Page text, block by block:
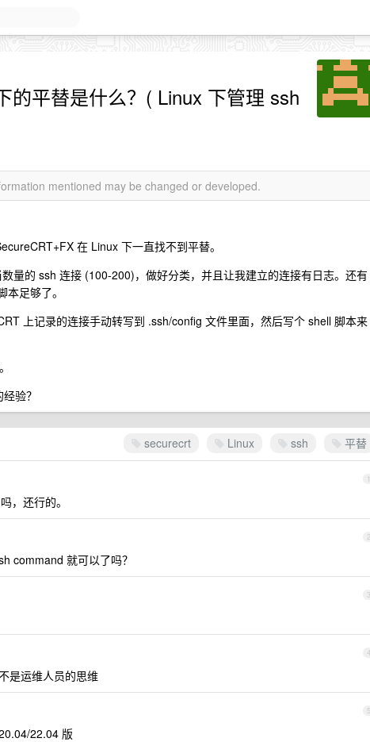
的平替是什么？( Linux 下管理 ssh
mentioned may be changed or developed.
在 Linux 下一直找不到平替。
量的 ssh 连接 (100-200)，做好分类，并且让我建立的连接有日志。还有
足够了。
上记录的连接手动转写到 .ssh/config 文件里面，然后写个 shell 脚本来
验？
securecrt Linux ssh 平替
1
，还行的。
2
command 就可以了吗？
3
4
是运维人员的思维
5
22.04 版